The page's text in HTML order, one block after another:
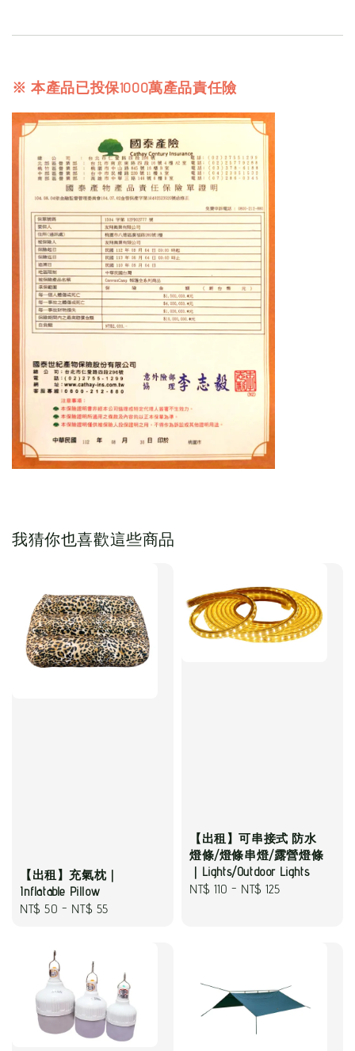
※ 本產品已投保1000萬產品責任險
我猜你也喜歡這些商品
【出租】充氣枕｜
Inflatable Pillow
Regular
NT$ 50 - NT$ 55
【出租】可串接式 防水
燈條/燈條串燈/露營燈條
｜Lights/Outdoor Lights
Regular
NT$ 110 - NT$ 125